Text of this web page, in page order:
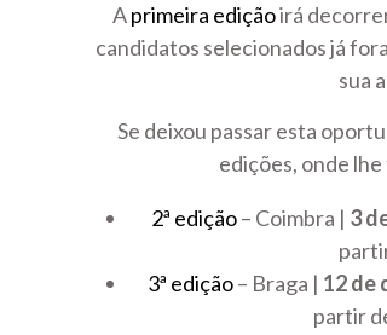
Aprimeira ediçãoirá
candidatos selecionados já
sua
Se deixou passar esta
edições, onde
2ª edição– Coimbra | 3
3ª edição– Braga | 12 de
partir